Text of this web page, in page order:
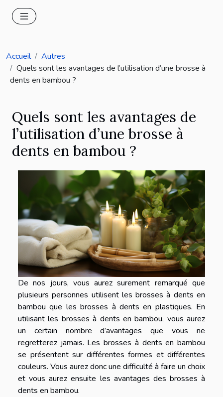
Accueil
Autres
Quels sont les avantages de l’utilisation d’une brosse à
dents en bambou ?
Quels sont les avantages de
l’utilisation d’une brosse à
dents en bambou ?
De nos jours, vous aurez surement remarqué que
plusieurs personnes utilisent les brosses à dents en
bambou que les brosses à dents en plastiques. En
utilisant les brosses à dents en bambou, vous aurez
un certain nombre d’avantages que vous ne
regretterez jamais. Les brosses à dents en bambou
se présentent sur différentes formes et différentes
couleurs. Vous aurez donc une difficulté à faire un choix
et vous aurez ensuite les avantages des brosses à
dents en bambou.